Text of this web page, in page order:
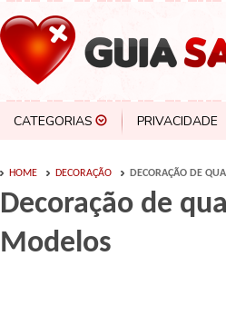
CATEGORIAS PRIVACIDADE
HOME DECORAÇÃO DECORAÇÃO DE
Decoração de
Modelos